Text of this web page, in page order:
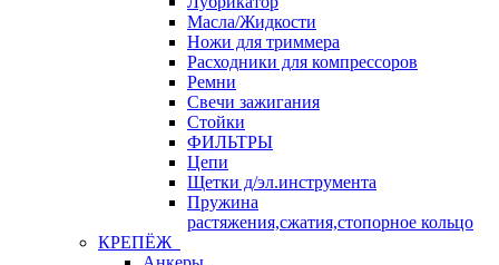
Масла/Жидкости
Ножи для триммера
Расходники для компрессоров
Ремни
Свечи зажигания
Стойки
ФИЛЬТРЫ
Цепи
Щетки д/эл.инструмента
Пружина
растяжения,сжатия,стопорное кольцо
КРЕПЁЖ